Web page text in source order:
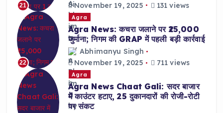
21
November 19, 2025
131 views
22
Agra
Agra News: कचरा जलाने पर ₹25,000
जुर्माना; निगम की GRAP में पहली बड़ी कार्रवाई
Abhimanyu Singh
November 19, 2025
711 views
Agra
Agra News Chaat Gali: सदर बाजार
में काउंटर हटाए, 25 दुकानदारों की रोजी-रोटी
पर संकट